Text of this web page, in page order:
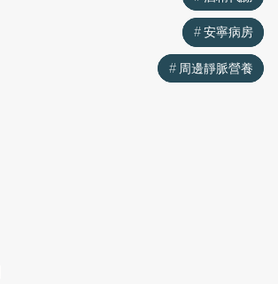
安寧病房
周邊靜脈營養
安寧病房
周邊靜脈營養